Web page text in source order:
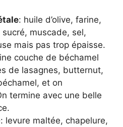
: huile d’olive, farine,
muscade, sel,
mais pas trop épaisse.
couche de béchamel
de lasagnes, butternut,
et on
termine avec une belle
levure maltée, chapelure,